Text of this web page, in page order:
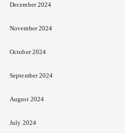
December 2024
November 2024
October 2024
September 2024
August 2024
July 2024